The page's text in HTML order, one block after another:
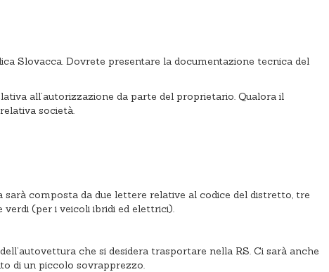
Slovacca. Dovrete presentare la documentazione tecnica del
all’autorizzazione da parte del proprietario. Qualora il
società.
composta da due lettere relative al codice del distretto, tre
(per i veicoli ibridi ed elettrici).
che si desidera trasportare nella RS. Ci sarà anche
di un piccolo sovrapprezzo.